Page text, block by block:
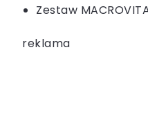
Zestaw
reklama